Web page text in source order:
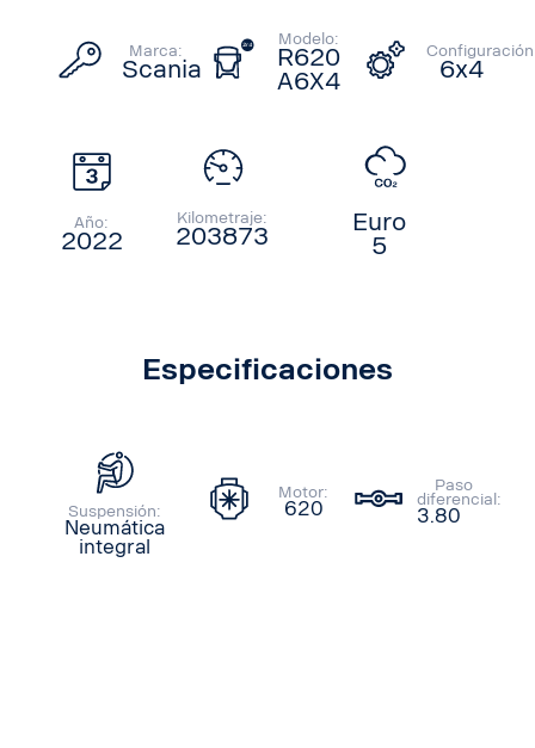
Marca:
Scania
Modelo:
R620
A6X4
6x4
Año:
2022
Kilometraje:
203873
Euro
5
Especificaciones
Suspensión:
Neumática
integral
Motor:
620
Paso
diferencial:
3.80